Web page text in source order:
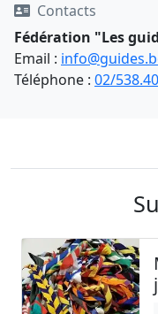
Contacts
Fédération "Les
Email :
Téléphone : 02/